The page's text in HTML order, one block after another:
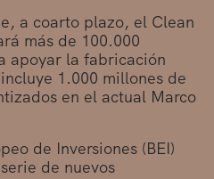
a coarto plazo, el Clean
más de 100.000
apoyar la fabricación
1.000 millones de
en el actual Marco
de Inversiones (BEI)
de nuevos